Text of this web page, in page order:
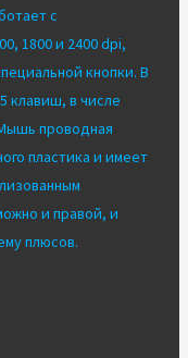
с
1800 и 2400 dpi,
кнопки. В
клавиш, в числе
проводная
пластика и имеет
и правой, и
плюсов.